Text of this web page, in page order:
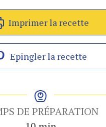
Imprimer la recette
Epingler la recette
DE PRÉPARATION